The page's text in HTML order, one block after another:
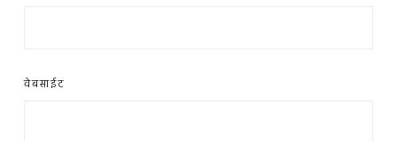
वेबसाईट